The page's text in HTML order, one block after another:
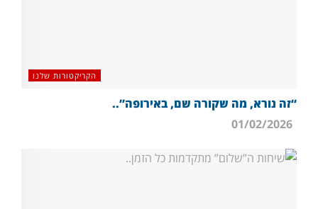
הקריקטורות שלנו
“זה נורא, מה שקורה שם, באירופה”..